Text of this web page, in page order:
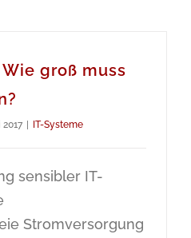
groß muss
2017 IT-Systeme
sensibler IT-
Stromversorgung